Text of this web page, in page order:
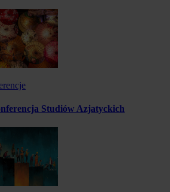
Studiów Azjatyckich